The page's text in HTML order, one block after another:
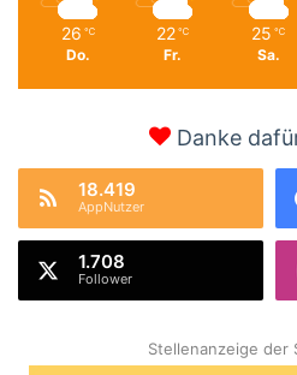
26 ℃
Do.
22 ℃
Fr.
25 ℃
Sa.
Danke
18.419
AppNutzer
1.708
Follower
Stellenanzeige der